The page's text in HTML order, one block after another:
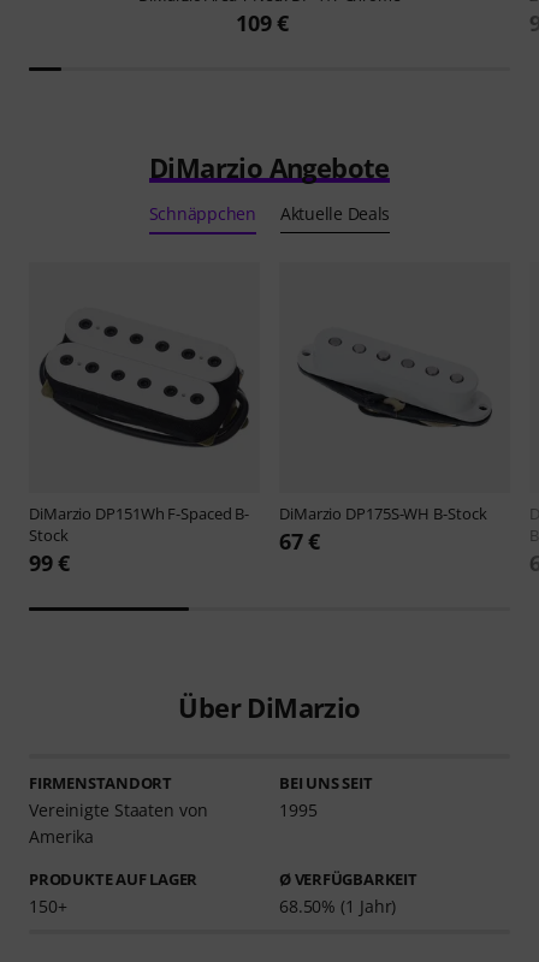
109 €
DiMarzio Angebote
Schnäppchen Aktuelle Deals
DiMarzio DP151Wh F-Spaced B-
Stock
99 €
DiMarzio DP175S-WH B-Stock
67 €
Über DiMarzio
FIRMENSTANDORT
Vereinigte Staaten von
Amerika
BEI UNS SEIT
1995
PRODUKTE AUF LAGER
150+
Ø VERFÜGBARKEIT
68.50% (1 Jahr)